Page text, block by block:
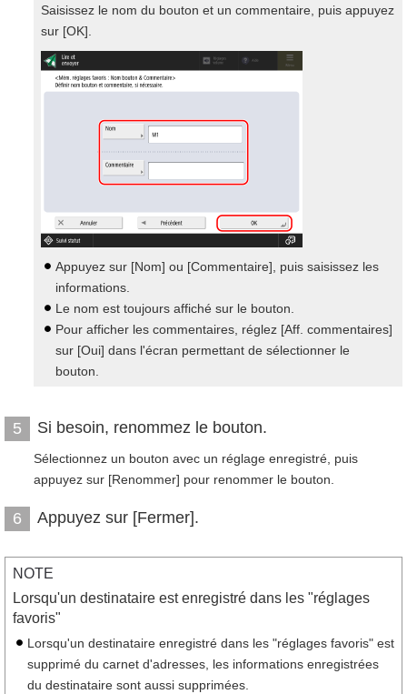
Saisissez le nom du bouton et un commentaire, puis appuyez
sur [OK].
Appuyez sur [Nom] ou [Commentaire], puis saisissez les
informations.
Le nom est toujours affiché sur le bouton.
Pour afficher les commentaires, réglez [Aff. commentaires]
sur [Oui] dans l'écran permettant de sélectionner le
bouton.
5 Si besoin, renommez le bouton.
Sélectionnez un bouton avec un réglage enregistré, puis
appuyez sur [Renommer] pour renommer le bouton.
6 Appuyez sur [Fermer].
NOTE
Lorsqu'un destinataire est enregistré dans les "réglages
favoris"
Lorsqu'un destinataire enregistré dans les "réglages favoris" est
supprimé du carnet d'adresses, les informations enregistrées
du destinataire sont aussi supprimées.